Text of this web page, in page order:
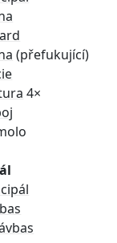
(přefukující)
4×